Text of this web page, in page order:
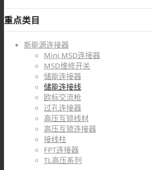
重点类目
新能源连接器
Mini MSD连接器
MSD维修开关
储能连接器
储能连接线
欧标交流枪
过孔连接器
高压互锁线材
高压互锁连接器
接线柱
FPT连接器
TL高压系列